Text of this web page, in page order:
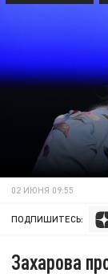
02 ИЮНЯ 09:55
ПОДПИШИТЕСЬ:
Захарова